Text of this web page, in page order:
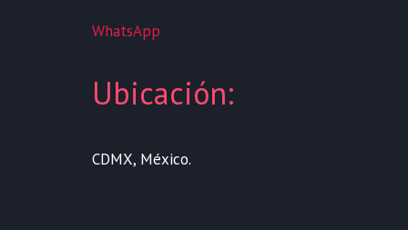
WhatsApp
Ubicación:
CDMX, México.